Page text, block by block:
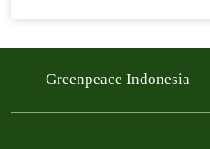
Greenpeace Indonesia